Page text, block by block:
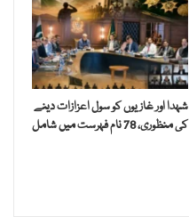
شہدا اور غازیوں کو سول اعزازات دینے
کی منظوری، 78 نام فہرست میں شامل